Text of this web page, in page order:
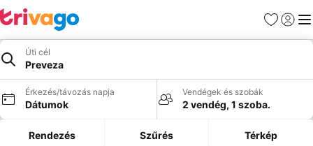
Kedvencek
Úti cél
Preveza
Érkezés/távozás napja
Dátumok
Vendégek és szobák
2 vendég, 1 szoba.
Rendezés Szűrés Térkép